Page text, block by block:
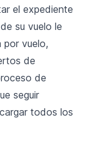
el expediente
su vuelo le
por vuelo,
de
de
seguir
todos los